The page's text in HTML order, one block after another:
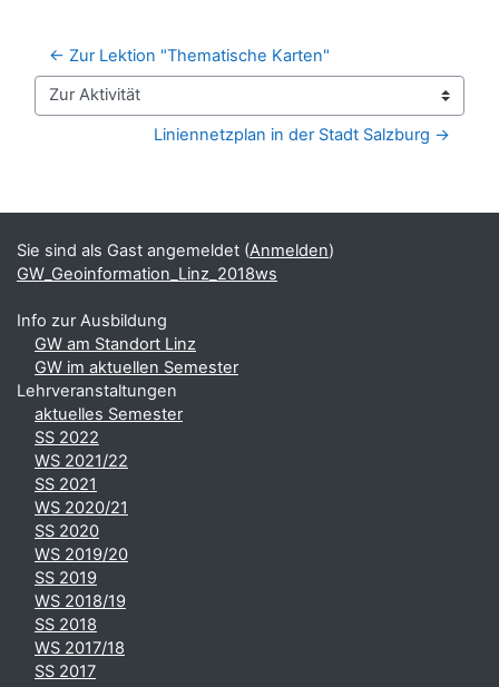
← Zur Lektion "Thematische Karten"
Zur Aktivität
Liniennetzplan in der Stadt Salzburg →
Ergänzungsblöcke
Sie sind als Gast angemeldet (Anmelden)
GW_Geoinformation_Linz_2018ws
Info zur Ausbildung
GW am Standort Linz
GW im aktuellen Semester
Lehrveranstaltungen
aktuelles Semester
SS 2022
WS 2021/22
SS 2021
WS 2020/21
SS 2020
WS 2019/20
SS 2019
WS 2018/19
SS 2018
WS 2017/18
SS 2017